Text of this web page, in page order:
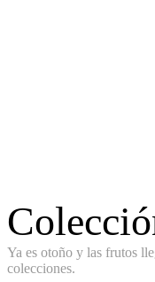
Ya es otoño y las frutos
colecciones.